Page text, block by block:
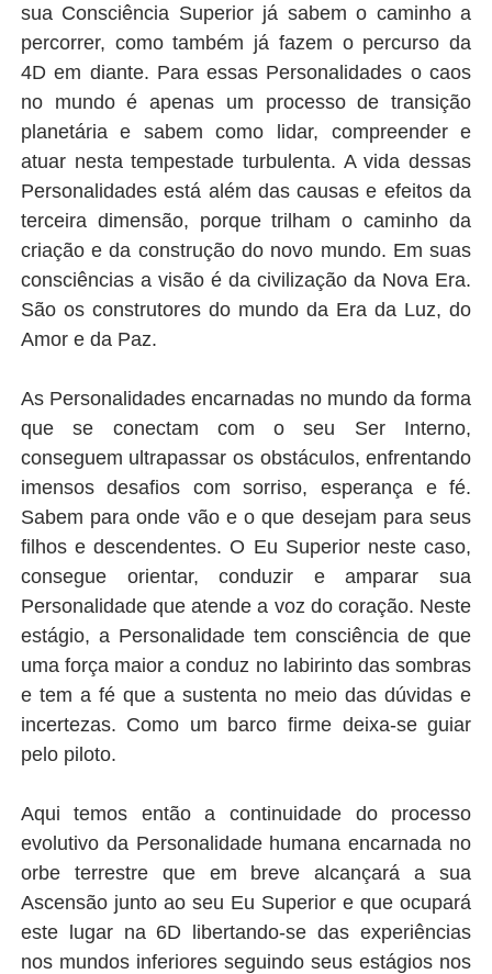
sua Consciência Superior já sabem o caminho a
percorrer, como também já fazem o percurso da
4D em diante. Para essas Personalidades o caos
no mundo é apenas um processo de transição
planetária e sabem como lidar, compreender e
atuar nesta tempestade turbulenta. A vida dessas
Personalidades está além das causas e efeitos da
terceira dimensão, porque trilham o caminho da
criação e da construção do novo mundo. Em suas
consciências a visão é da civilização da Nova Era.
São os construtores do mundo da Era da Luz, do
Amor e da Paz.
As Personalidades encarnadas no mundo da forma
que se conectam com o seu Ser Interno,
conseguem ultrapassar os obstáculos, enfrentando
imensos desafios com sorriso, esperança e fé.
Sabem para onde vão e o que desejam para seus
filhos e descendentes. O Eu Superior neste caso,
consegue orientar, conduzir e amparar sua
Personalidade que atende a voz do coração. Neste
estágio, a Personalidade tem consciência de que
uma força maior a conduz no labirinto das sombras
e tem a fé que a sustenta no meio das dúvidas e
incertezas. Como um barco firme deixa-se guiar
pelo piloto.
Aqui temos então a continuidade do processo
evolutivo da Personalidade humana encarnada no
orbe terrestre que em breve alcançará a sua
Ascensão junto ao seu Eu Superior e que ocupará
este lugar na 6D libertando-se das experiências
nos mundos inferiores seguindo seus estágios nos